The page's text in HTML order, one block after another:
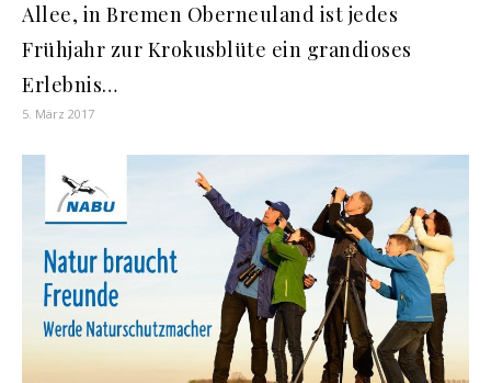
Allee, in Bremen Oberneuland ist jedes
Frühjahr zur Krokusblüte ein grandioses
Erlebnis…
5. März 2017